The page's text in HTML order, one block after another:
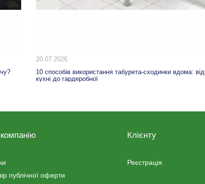
20.07.2026
10 способів використання табурета-сходинки вдома: від
кухні до гардеробної
публічної оферти
Клієнту
Реєстрація